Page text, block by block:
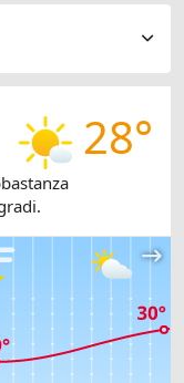
28°